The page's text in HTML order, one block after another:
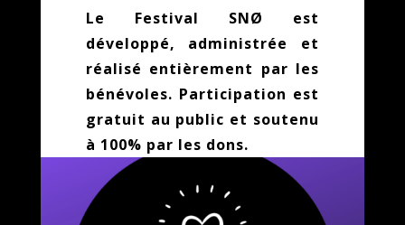
Le Festival SNØ est
développé, administrée et
réalisé entièrement par les
bénévoles. Participation est
gratuit au public et soutenu
à 100% par les dons.